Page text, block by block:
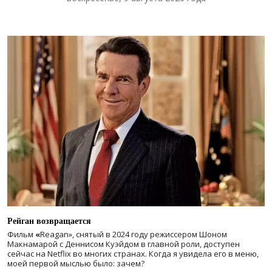
Рейган возвращается
Фильм «Reagan», снятый в 2024 годурежиссером Шоном
Макнамарой с Деннисом Куэйдом в главной роли, доступен
сейчас на Netflix во многих странах. Когда я увидела его в меню,
моей первой мыслью было: зачем?